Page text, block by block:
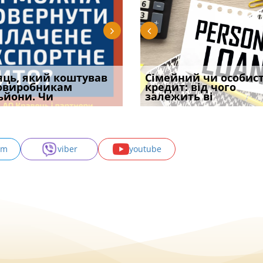
встановив для
шкоди
Документи, на яких не
проставляється
апостиль: пер
який коштував
Чи
Огляд практики ВС від
Ростислава Кравця, що
опублі
потрібна ФОП
у 2026 році:
засто
Сімейний чи
кредит: від чого
залежить ві
Восьмий ААС
підтвердив, що
може скас
viber youtube